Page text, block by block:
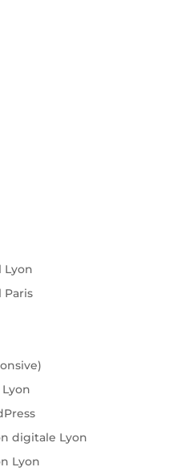
Lyon
digitale Lyon
Lyon